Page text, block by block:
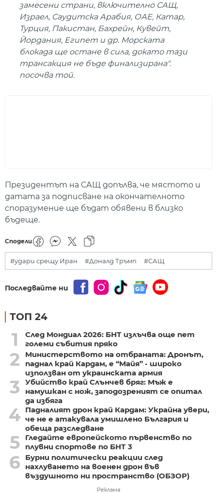
замесени страни, включително САЩ,
Израел, Саудитска Арабия, ОАЕ, Катар,
Турция, Пакистан, Бахрейн, Кувейт,
Йордания, Египет и др. Морската
блокада ще остане в сила, докато тази
трансакция не бъде финализирана".
посочва той.
Президентът на САЩ допълва, че мястото и
датата за подписване на окончателното
споразумение ще бъдат обявени в близко
бъдеще.
Сподели
#удари срещу Иран #Доналд Тръмп #САЩ
Последвайте ни
ТОП 24
1
След Мондиал 2026: БНТ излъчва още пет
големи събития пряко
2
Министерството на отбраната: Дронът,
паднал край Кардам, е “Майя” - широко
използван от украинската армия
3
Убийство край Слънчев бряг: Мъж е
намушкан с нож, заподозреният се опитал
да избяга
4 Падналият дрон край Кардам: Украйна увери,
че не е атакувала умишлено България и
обеща разследване
5
Гледайте европейското първенство по
плувни спортове по БНТ 3
6
Бурни политически реакции след
нахлуването на военен дрон във
въздушното ни пространство (ОБЗОР)
Реклама